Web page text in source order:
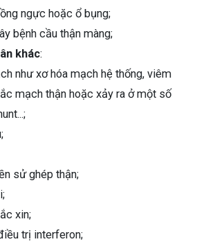
ngực hoặc ổ bụng;
bệnh cầu thận màng;
khác:
như xơ hóa mạch hệ thống, viêm
mạch thận hoặc xảy ra ở một số
sử ghép thận;
xin;
trị interferon;